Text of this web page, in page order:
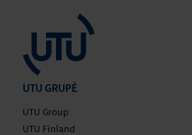
UTU GRUPĖ
UTU Group
UTU Finland